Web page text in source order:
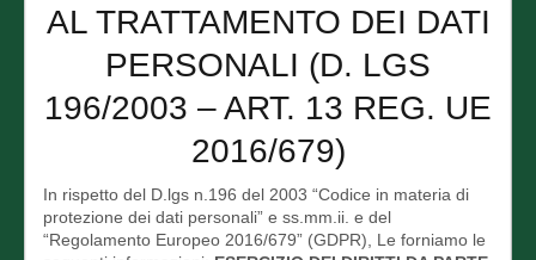
AL TRATTAMENTO DEI DATI
PERSONALI (D. LGS
196/2003 – ART. 13 REG. UE
2016/679)
In rispetto del D.lgs n.196 del 2003 “Codice in materia di
protezione dei dati personali” e ss.mm.ii. e del
“Regolamento Europeo 2016/679” (GDPR), Le forniamo le